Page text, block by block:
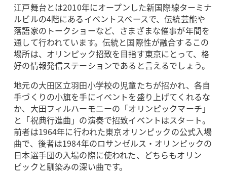
江戸舞台とは2010年にオープンした新国際線ターミナ
ルビルの4階にあるイベントスペースで、伝統芸能や
落語家のトークショーなど、さまざまな催事が年間を
通して行われています。伝統と国際性が融合するこの
場所は、オリンピック招致を目指す東京にとって、格
好の情報発信ステーションであると言えるでしょう。
地元の大田区立羽田小学校の児童たちが招かれ、各自
手づくりの小旗を手にイベントを盛り上げてくれるな
か、大田フィルハーモニーの「オリンピックマーチ」
と「祝典行進曲」の演奏で招致イベントはスタート。
前者は1964年に行われた東京オリンピックの公式入場
曲で、後者は1984年のロサンゼルス・オリンピックの
日本選手団の入場の際に使われた、どちらもオリン
ピックと馴染みの深い曲です。